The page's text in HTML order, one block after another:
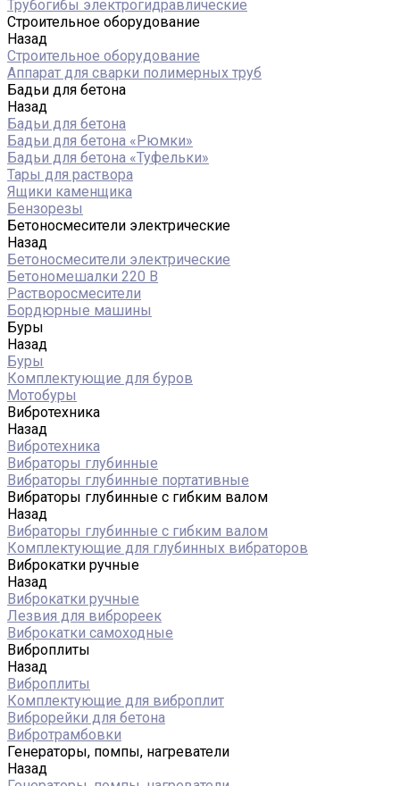
Трубогибы электрогидравлические
Строительное оборудование
Назад
Строительное оборудование
Аппарат для сварки полимерных труб
Бадьи для бетона
Назад
Бадьи для бетона
Бадьи для бетона «Рюмки»
Бадьи для бетона «Туфельки»
Тары для раствора
Ящики каменщика
Бензорезы
Бетоносмесители электрические
Назад
Бетоносмесители электрические
Бетономешалки 220 В
Растворосмесители
Бордюрные машины
Буры
Назад
Буры
Комплектующие для буров
Мотобуры
Вибротехника
Назад
Вибротехника
Вибраторы глубинные
Вибраторы глубинные портативные
Вибраторы глубинные с гибким валом
Назад
Вибраторы глубинные с гибким валом
Комплектующие для глубинных вибраторов
Виброкатки ручные
Назад
Виброкатки ручные
Лезвия для виброреек
Виброкатки самоходные
Виброплиты
Назад
Виброплиты
Комплектующие для виброплит
Виброрейки для бетона
Вибротрамбовки
Генераторы, помпы, нагреватели
Назад